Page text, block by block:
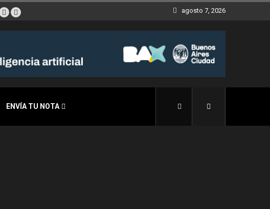
agosto 7, 2026
ENVÍA TU NOTA